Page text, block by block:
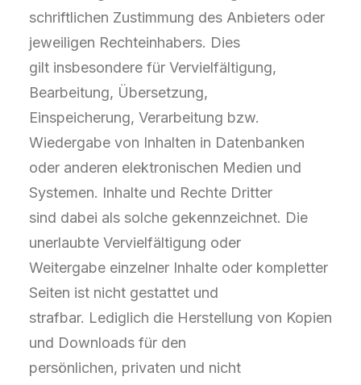
schriftlichen Zustimmung des Anbieters oder
jeweiligen Rechteinhabers. Dies
gilt insbesondere für Vervielfältigung,
Bearbeitung, Übersetzung,
Einspeicherung, Verarbeitung bzw.
Wiedergabe von Inhalten in Datenbanken
oder anderen elektronischen Medien und
Systemen. Inhalte und Rechte Dritter
sind dabei als solche gekennzeichnet. Die
unerlaubte Vervielfältigung oder
Weitergabe einzelner Inhalte oder kompletter
Seiten ist nicht gestattet und
strafbar. Lediglich die Herstellung von Kopien
und Downloads für den
persönlichen, privaten und nicht